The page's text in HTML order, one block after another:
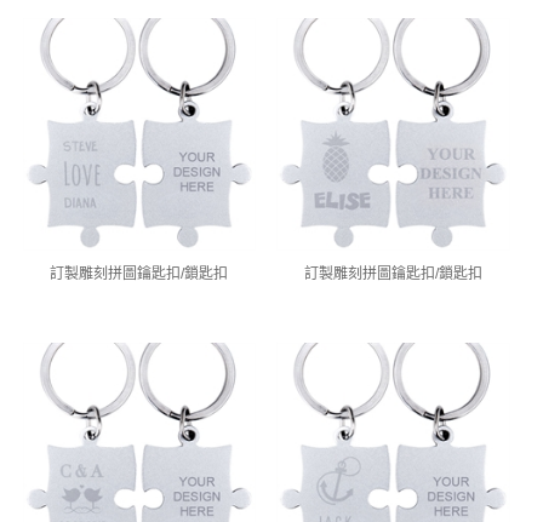
訂製雕刻拼圖鑰匙扣/鎖匙扣 訂製雕刻拼圖鑰匙扣/鎖匙扣